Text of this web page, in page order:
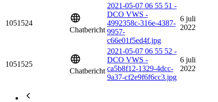
1051524
Chatbericht
2021-05-07 06 55 51 -
DCO VWS -
4992358c-316e-4387-
9957-
c66e01f5ed4f.jpg
6 juli
2022
1051525
Chatbericht
2021-05-07 06 55 52 -
DCO VWS -
ca5b8f12-1329-4dcc-
9a37-cf2e9f6f6cc3.jpg
6 juli
2022